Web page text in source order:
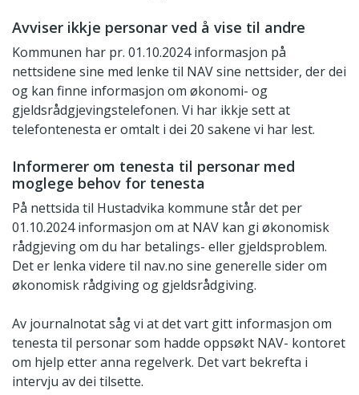
Avviser ikkje personar ved å vise til andre
Kommunen har pr. 01.10.2024 informasjon på
nettsidene sine med lenke til NAV sine nettsider, der dei
og kan finne informasjon om økonomi- og
gjeldsrådgjevingstelefonen. Vi har ikkje sett at
telefontenesta er omtalt i dei 20 sakene vi har lest.
Informerer om tenesta til personar med
moglege behov for tenesta
På nettsida til Hustadvika kommune står det per
01.10.2024 informasjon om at NAV kan gi økonomisk
rådgjeving om du har betalings- eller gjeldsproblem.
Det er lenka videre til nav.no sine generelle sider om
økonomisk rådgiving og gjeldsrådgiving.
Av journalnotat såg vi at det vart gitt informasjon om
tenesta til personar som hadde oppsøkt NAV- kontoret
om hjelp etter anna regelverk. Det vart bekrefta i
intervju av dei tilsette.